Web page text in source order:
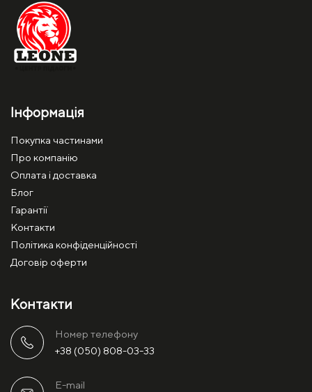
Інформація
Покупка частинами
Про компанію
Оплата і доставка
Блог
Гарантії
Контакти
Політика конфіденційності
Договір оферти
Контакти
Номер телефону
+38 (050) 808-03-33
E-mail